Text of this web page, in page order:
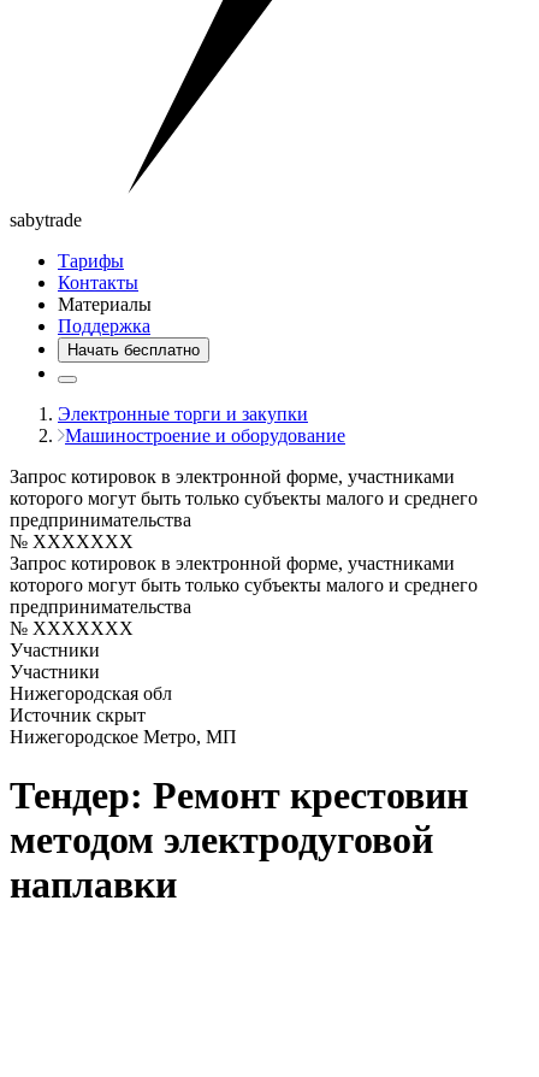
sabytrade
Тарифы
Контакты
Материалы
Поддержка
Начать бесплатно
Электронные торги и закупки
Машиностроение и оборудование
Запрос котировок в электронной форме, участниками
которого могут быть только субъекты малого и среднего
предпринимательства
№ XXXXXXX
Запрос котировок в электронной форме, участниками
которого могут быть только субъекты малого и среднего
предпринимательства
№ XXXXXXX
Участники
Участники
Нижегородская обл
Источник скрыт
Нижегородское Метро, МП
Тендер: Ремонт крестовин
методом электродуговой
наплавки